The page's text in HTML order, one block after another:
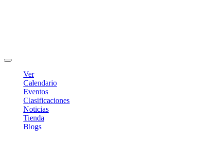
Ver
Calendario
Eventos
Clasificaciones
Noticias
Tienda
Blogs